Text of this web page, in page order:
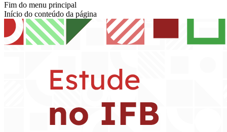
Fim do menu principal
Início do conteúdo da página